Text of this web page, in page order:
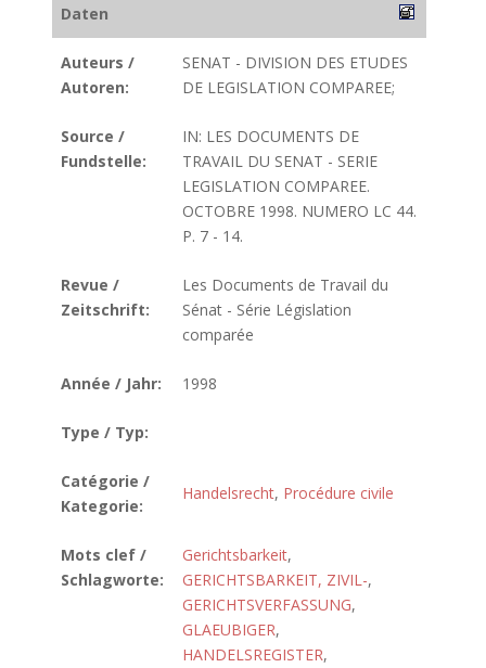
Daten
Auteurs /
Autoren:
SENAT - DIVISION DES ETUDES
DE LEGISLATION COMPAREE;
Source /
Fundstelle:
IN: LES DOCUMENTS DE
TRAVAIL DU SENAT - SERIE
LEGISLATION COMPAREE.
OCTOBRE 1998. NUMERO LC 44.
P. 7 - 14.
Revue /
Zeitschrift:
Les Documents de Travail du
Sénat - Série Législation
comparée
Année / Jahr: 1998
Type / Typ:
Catégorie /
Kategorie:
Handelsrecht, Procédure civile
Mots clef /
Schlagworte:
Gerichtsbarkeit,
GERICHTSBARKEIT, ZIVIL-,
GERICHTSVERFASSUNG,
GLAEUBIGER,
HANDELSREGISTER,